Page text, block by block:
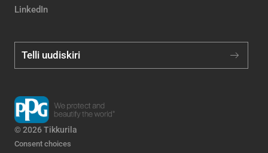
LinkedIn
Telli uudiskiri
© 2026 Tikkurila
Consent choices